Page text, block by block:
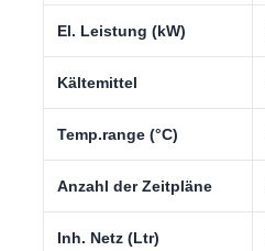
El. Leistung (kW)
Kältemittel
Temp.range (°C)
Anzahl der Zeitpläne
Inh. Netz (Ltr)